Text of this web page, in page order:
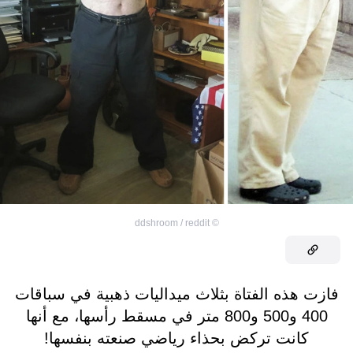
©
ddshroom / reddit
فازت هذه الفتاة بثلاث ميداليات ذهبية في سباقات
400 و500 و800 متر في مسقط رأسها، مع أنها
كانت تركض بحذاء رياضي صنعته بنفسها!